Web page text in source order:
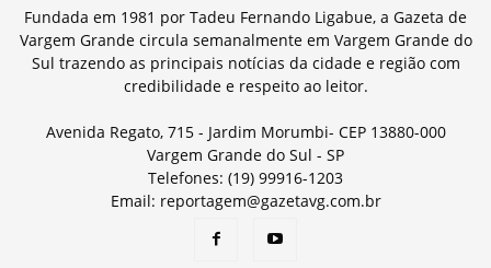
Fundada em 1981 por Tadeu Fernando Ligabue, a Gazeta de
Vargem Grande circula semanalmente em Vargem Grande do
Sul trazendo as principais notícias da cidade e região com
credibilidade e respeito ao leitor.
Avenida Regato, 715 - Jardim Morumbi- CEP 13880-000
Vargem Grande do Sul - SP
Telefones: (19) 99916-1203
Email: reportagem@gazetavg.com.br